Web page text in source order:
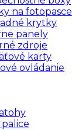
na fotopasce
krytky
panely
zdroje
karty
ovládanie